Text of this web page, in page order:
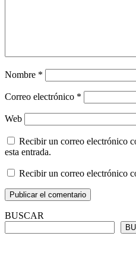
Nombre *
Correo electrónico *
Web
Recibir un correo electrónico
esta entrada.
Recibir un correo electrónico
BUSCAR